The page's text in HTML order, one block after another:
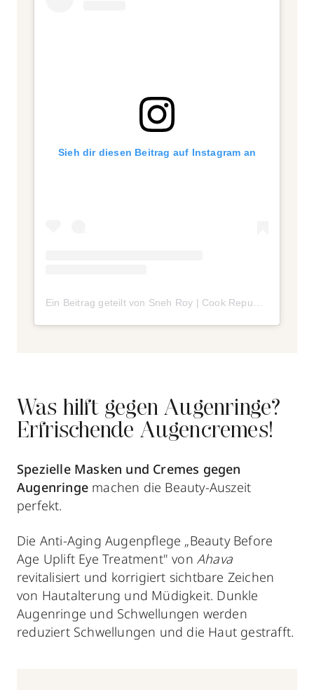
Sieh dir diesen Beitrag auf Instagram an
Ein Beitrag geteilt von Sneh Roy | Cook Republic (@cookrepublic)
Was hilft gegen Augenringe?
Erfrischende Augencremes!
Spezielle Masken und Cremes gegen
Augenringe machen die Beauty-Auszeit
perfekt.
Die Anti-Aging Augenpflege „Beauty Before
Age Uplift Eye Treatment" von Ahava
revitalisiert und korrigiert sichtbare Zeichen
von Hautalterung und Müdigkeit. Dunkle
Augenringe und Schwellungen werden
reduziert Schwellungen und die Haut gestrafft.